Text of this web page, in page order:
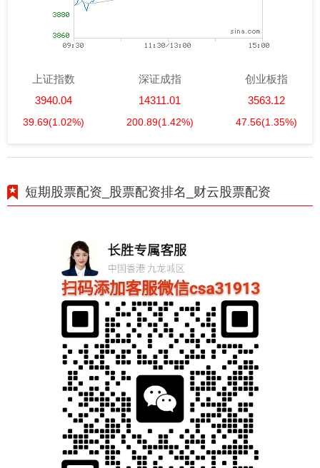
上证指数
3940.04
39.69(1.02%)
深证成指
14311.01
200.89(1.42%)
创业板指
3563.12
47.56(1.35%)
短期股票配资_股票配资排名_财云股票配资